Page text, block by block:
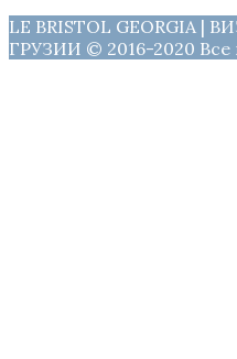
LE BRISTOL GEORGIA |
ГРУЗИИ © 2016-2020